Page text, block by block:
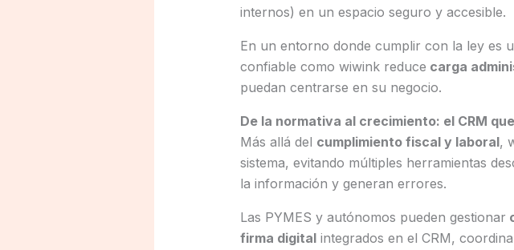
internos) en un espacio seguro y accesible.
En un entorno donde cumplir con la ley es
confiable como wiwink reduce carga
puedan centrarse en su negocio.
De la normativa al crecimiento: el CRM
Más allá del cumplimiento fiscal y laboral,
sistema, evitando múltiples herramientas
la información y generan errores.
Las PYMES y autónomos pueden gestionar
firma digitalintegrados en el CRM,